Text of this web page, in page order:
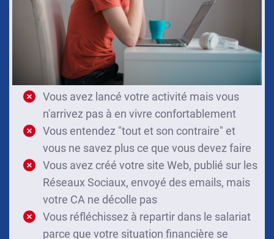
Vous avez lancé votre activité mais vous
n'arrivez pas à en vivre confortablement
Vous entendez "tout et son contraire" et
vous ne savez plus ce que vous devez faire
Vous avez créé votre site Web, publié sur les
Réseaux Sociaux, envoyé des emails, mais
votre CA ne décolle pas
Vous réfléchissez à repartir dans le salariat
parce que votre situation financière se